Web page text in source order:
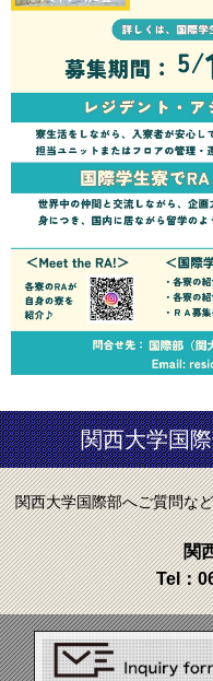
関西大学国
関西大学国際部へご質問な
関
Tel：